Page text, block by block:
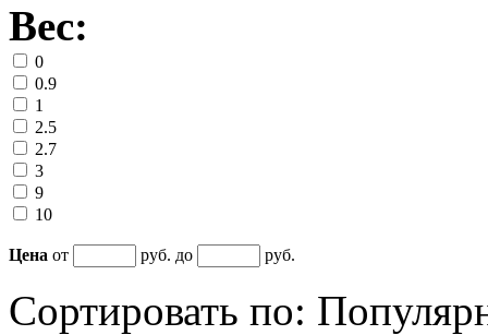
Вес:
0
0.9
1
2.5
2.7
3
9
10
Цена от руб. до руб.
Сортировать по: